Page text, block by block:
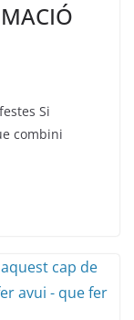
Si
combini